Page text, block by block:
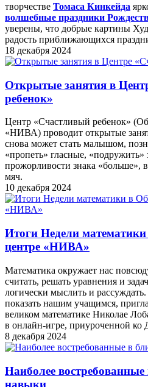
творчестве Томаса Кинкейда
волшебные праздники
уверены, что добрые картины
радость приближающихся
18 декабря 2024
Открытые занятия в
ребенок»
Центр «Счастливый ребенок»
«НИВА) проводит открытые
снова может стать малышом,
«пропеть» гласные, «подружить»
прожорливости знака «больше»,
мяч.
10 декабря 2024
Итоги Недели
центре «НИВА»
Математика окружает нас
считать, решать уравнения и
логически мыслить и
показать нашим учащимся,
великом математике Николае
в онлайн-игре, приуроченной ко
8 декабря 2024
Наиболее
навыки